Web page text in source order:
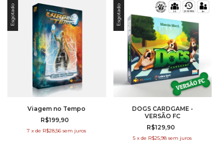
Esgotado
Viagem no Tempo
R$199,90
7 xde R$28,56 sem juros
Esgotado
DOGS CARDGAME -
VERSÃO FC
R$129,90
5 xde R$25,98 sem juros